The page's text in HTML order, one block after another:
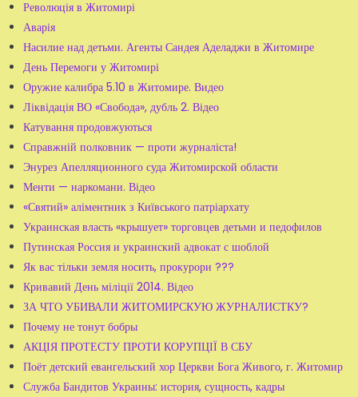
Революція в Житомирі
Аварія
Насилие над детьми. Агенты Сандея Аделаджи в Житомире
День Перемоги у Житомирі
Оружие калибра 5.10 в Житомире. Видео
Ліквідація ВО «Свобода», дубль 2. Відео
Катування продовжуються
Справжній полковник — проти журналіста!
Энурез Апелляционного суда Житомирской области
Менти — наркомани. Відео
«Святий» аліментник з Київського патріархату
Украинская власть «крышует» торговцев детьми и педофилов
Путинская Россия и украинский адвокат с шоблой
Як вас тільки земля носить, прокурори ???
Кривавий День міліції 2014. Відео
ЗА ЧТО УБИВАЛИ ЖИТОМИРСКУЮ ЖУРНАЛИСТКУ?
Почему не тонут бобры
АКЦІЯ ПРОТЕСТУ ПРОТИ КОРУПЦІЇ В СБУ
Поёт детский евангельский хор Церкви Бога Живого, г. Житомир
Служба Бандитов Украины: история, сущность, кадры